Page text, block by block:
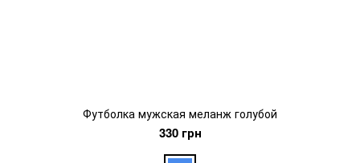
Футболка мужская меланж голубой
330 грн